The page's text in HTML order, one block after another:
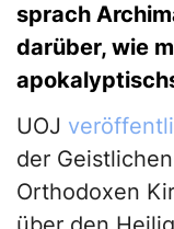
sprach
darüber, wie
UOJ
der
Orthodoxen